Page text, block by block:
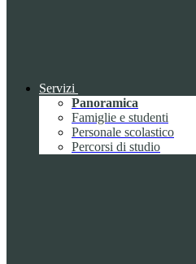
Servizi
Panoramica
Famiglie e studenti
Personale scolastico
Percorsi di studio